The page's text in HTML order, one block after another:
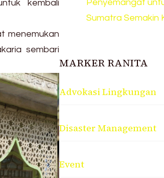
kembali
menemukan
sembari
Penyemangat
Sumatra Semakin
MARKER RANITA
Advokasi Lingkungan
Disaster Management
Event